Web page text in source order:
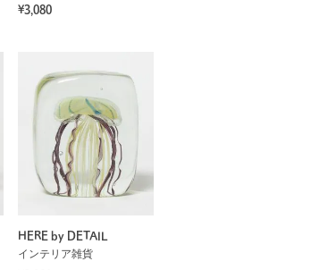
¥3,080
HERE by DETAIL
インテリア雑貨